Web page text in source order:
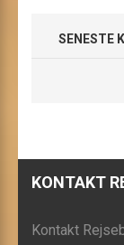
SENESTE
KONTAKT
Kontakt